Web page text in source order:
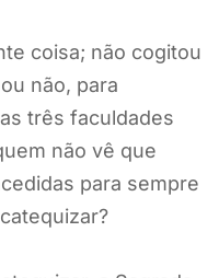
coisa; não cogitou
não, para
três faculdades
não vê que
para sempre